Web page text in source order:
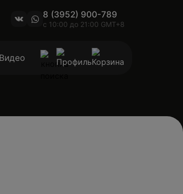
8 (3952) 900-789
с 10:00 до 21:00 GMT+8